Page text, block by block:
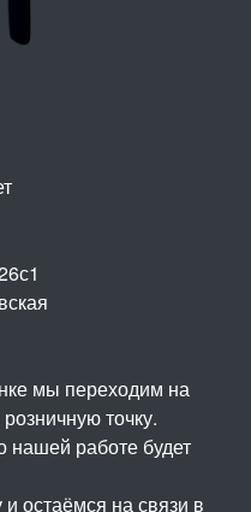
мы переходим на
точку.
нашей работе будет
остаёмся на связи в